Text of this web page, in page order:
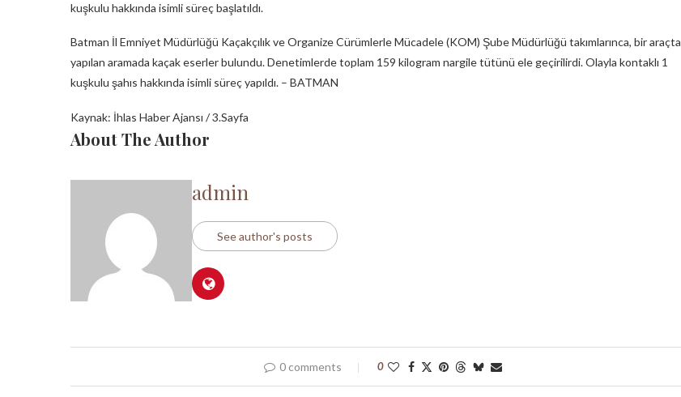
kuşkulu hakkında isimli süreç başlatıldı.
Batman İl Emniyet Müdürlüğü Kaçakçılık ve Organize Cürümlerle Mücadele (KOM) Şube Müdürlüğü takımlarınca, bir araçta
yapılan aramada kaçak eserler bulundu. Denetimlerde toplam 159 kilogram nargile tütünü ele geçirilirdi. Olayla kontaklı 1
kuşkulu şahıs hakkında isimli süreç yapıldı. – BATMAN
Kaynak: İhlas Haber Ajansı / 3.Sayfa
About The Author
admin
See author's posts
0 comments 0